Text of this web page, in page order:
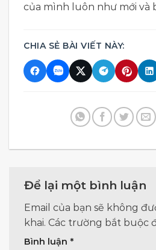
của mình luôn như mới và
CHIA SẺ BÀI VIẾT NÀY:
Để lại một bình luận
Email của bạn sẽ không
khai. Các trường bắt buộc
Bình luận *